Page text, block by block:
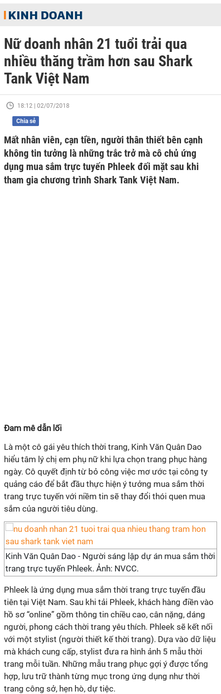
KINH DOANH
Nữ doanh nhân 21 tuổi trải qua
nhiều thăng trầm hơn sau Shark
Tank Việt Nam
18:12 | 02/07/2018
Chia sẻ
Mất nhân viên, cạn tiền, người thân thiết bên cạnh
không tin tưởng là những trắc trở mà cô chủ ứng
dụng mua sắm trực tuyến Phleek đối mặt sau khi
tham gia chương trình Shark Tank Việt Nam.
Đam mê dẫn lối
Là một cô gái yêu thích thời trang, Kinh Văn Quân Dao
hiểu tâm lý chị em phụ nữ khi lựa chọn trang phục hàng
ngày. Cô quyết định từ bỏ công việc mơ ước tại công ty
quảng cáo để bắt đầu thực hiện ý tưởng mua sắm thời
trang trực tuyến với niềm tin sẽ thay đổi thói quen mua
sắm của người tiêu dùng.
Kinh Văn Quân Dao - Người sáng lập dự án mua sắm thời
trang trực tuyến Phleek. Ảnh: NVCC.
Phleek là ứng dụng mua sắm thời trang trực tuyến đầu
tiên tại Việt Nam. Sau khi tải Phleek, khách hàng điền vào
hồ sơ “online” gồm thông tin chiều cao, cân nặng, dáng
người, phong cách thời trang yêu thích. Phleek sẽ kết nối
với một stylist (người thiết kế thời trang). Dựa vào dữ liệu
mà khách cung cấp, stylist đưa ra hình ảnh 5 mẫu thời
trang mỗi tuần. Những mẫu trang phục gợi ý được tổng
hợp, lưu trữ thành từng mục trong ứng dụng như thời
trang công sở, hẹn hò, dự tiệc.